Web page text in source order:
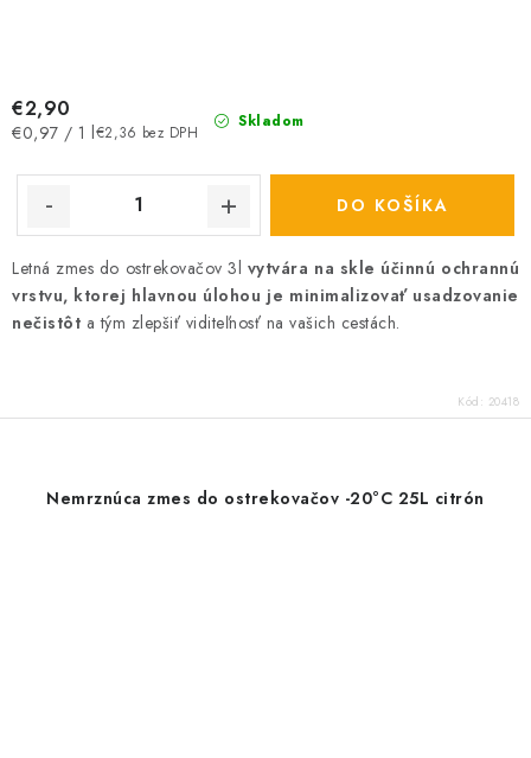
Skladom
€2,36 bez DPH
€2,90
Jednotková
€0,97 / 1 l
DO KOŠÍKA
Letná zmes do ostrekovačov 3l vytvára na skle účinnú ochrannú
vrstvu, ktorej hlavnou úlohou je minimalizovať usadzovanie
nečistôt a tým zlepšiť viditeľnosť na vašich cestách.
Kód: 20418
Nemrznúca zmes do ostrekovačov -20°C 25L citrón